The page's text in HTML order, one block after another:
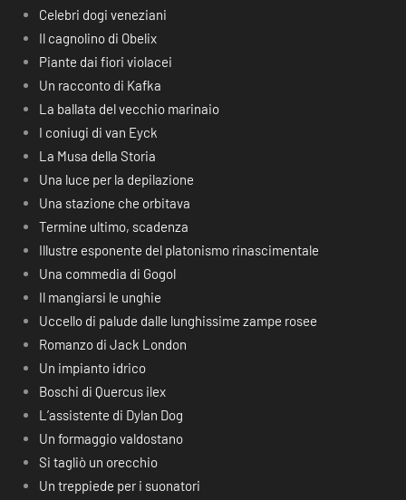
Celebri dogi veneziani
Il cagnolino di Obelix
Piante dai fiori violacei
Un racconto di Kafka
La ballata del vecchio marinaio
I coniugi di van Eyck
La Musa della Storia
Una luce per la depilazione
Una stazione che orbitava
Termine ultimo, scadenza
Illustre esponente del platonismo rinascimentale
Una commedia di Gogol
Il mangiarsi le unghie
Uccello di palude dalle lunghissime zampe rosee
Romanzo di Jack London
Un impianto idrico
Boschi di Quercus ilex
L’assistente di Dylan Dog
Un formaggio valdostano
Si tagliò un orecchio
Un treppiede per i suonatori